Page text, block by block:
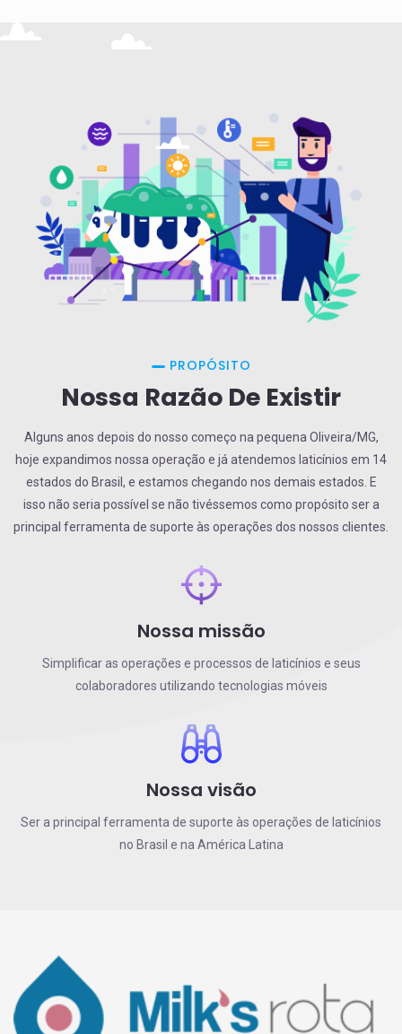
PROPÓSITO
Nossa Razão De Existir
Alguns anos depois do nosso começo na pequena Oliveira/MG,
hoje expandimos nossa operação e já atendemos laticínios em 14
estados do Brasil, e estamos chegando nos demais estados. E
isso não seria possível se não tivéssemos como propósito ser a
principal ferramenta de suporte às operações dos nossos clientes.
Nossa missão
Simplificar as operações e processos de laticínios e seus
colaboradores utilizando tecnologias móveis
Nossa visão
Ser a principal ferramenta de suporte às operações de laticínios
no Brasil e na América Latina